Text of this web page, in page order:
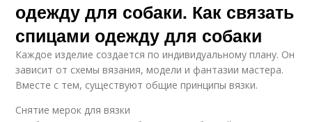
одежду для собаки. Как связать
спицами одежду для собаки
Каждое изделие создается по индивидуальному плану. Он
зависит от схемы вязания, модели и фантазии мастера.
Вместе с тем, существуют общие принципы вязки.
Снятие мерок для вязки